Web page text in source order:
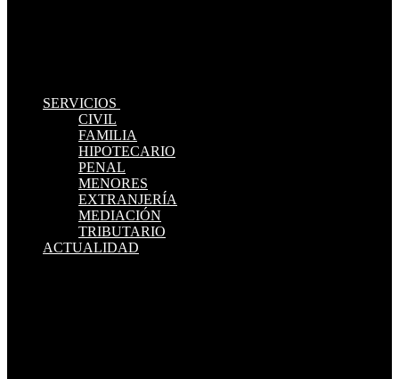
SERVICIOS
CIVIL
FAMILIA
HIPOTECARIO
PENAL
MENORES
EXTRANJERÍA
MEDIACIÓN
TRIBUTARIO
ACTUALIDAD